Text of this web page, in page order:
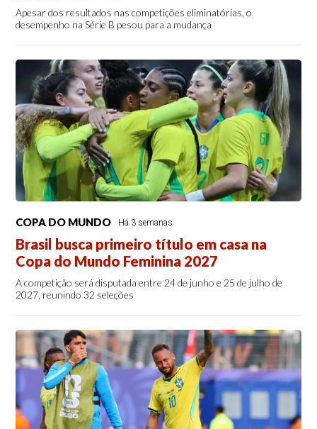
Apesar dos resultados nas competições eliminatórias, o
desempenho na Série B pesou para a mudança
COPA DO MUNDO Há 3 semanas
Brasil busca primeiro título em casa na
Copa do Mundo Feminina 2027
A competição será disputada entre 24 de junho e 25 de julho de
2027, reunindo 32 seleções